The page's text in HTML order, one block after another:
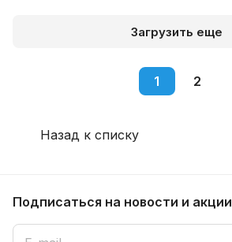
Загрузить еще
1 2
Назад к списку
Подписаться на новости и акции